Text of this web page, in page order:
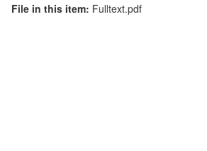
File in this item: Fulltext.pdf